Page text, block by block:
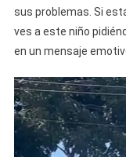
sus problemas. Si
ves a este niño
en un mensaje